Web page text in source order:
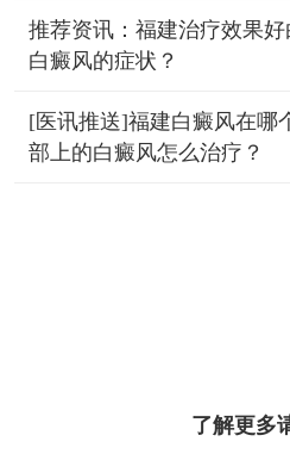
推荐资讯：福建治疗效果
白癜风的症状？
[医讯推送]福建白癜风在哪
部上的白癜风怎么治疗？
了解更多